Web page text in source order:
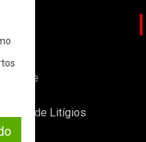
de Litígios